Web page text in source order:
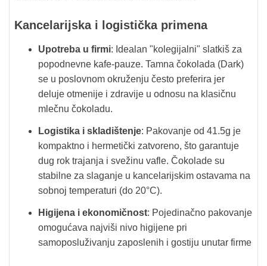
Kancelarijska i logistička primena
Upotreba u firmi: Idealan "kolegijalni" slatkiš za
popodnevne kafe-pauze. Tamna čokolada (Dark)
se u poslovnom okruženju često preferira jer
deluje otmenije i zdravije u odnosu na klasičnu
mlečnu čokoladu.
Logistika i skladištenje: Pakovanje od 41.5g je
kompaktno i hermetički zatvoreno, što garantuje
dug rok trajanja i svežinu vafle. Čokolade su
stabilne za slaganje u kancelarijskim ostavama na
sobnoj temperaturi (do 20°C).
Higijena i ekonomičnost: Pojedinačno pakovanje
omogućava najviši nivo higijene pri
samoposluživanju zaposlenih i gostiju unutar firme